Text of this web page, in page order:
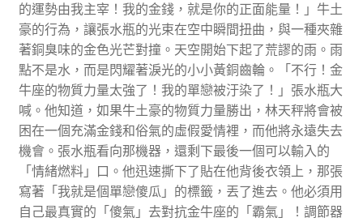
的運勢由我主宰！我的金錢，就是你的正面能量！」牛土
豪的行為，讓張水瓶的光束在空中瞬間扭曲，與一種夾雜
著銅臭味的金色光芒對撞。天空開始下起了荒謬的雨。雨
點不是水，而是閃耀著淚光的小小黃銅齒輪。「不行！金
牛座的物質力量太強了！我的單戀被汙染了！」張水瓶大
喊。他知道，如果牛土豪的物質力量勝出，林天秤將會被
困在一個充滿金錢和俗氣的虛假愛情裡，而他將永遠失去
機會。張水瓶看向那機器，還剩下最後一個可以輸入的
「情緒燃料」口。他迅速撕下了貼在他背後衣領上，那張
寫著「我就是個單戀傻瓜」的標籤，丟了進去。他必須用
自己最真實的「傻氣」去對抗金牛座的「霸氣」！調節器